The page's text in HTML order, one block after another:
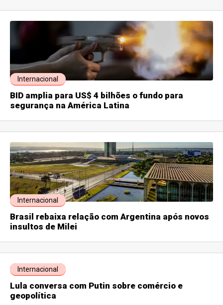
Internacional
BID amplia para US$ 4 bilhões o fundo para
segurança na América Latina
Internacional
Brasil rebaixa relação com Argentina após novos
insultos de Milei
Internacional
Lula conversa com Putin sobre comércio e
geopolítica